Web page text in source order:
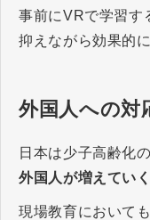
事前にVRで学習す
抑えながら効果的
外国人への対
日本は少子高齢化
外国人が増えてい
現場教育において